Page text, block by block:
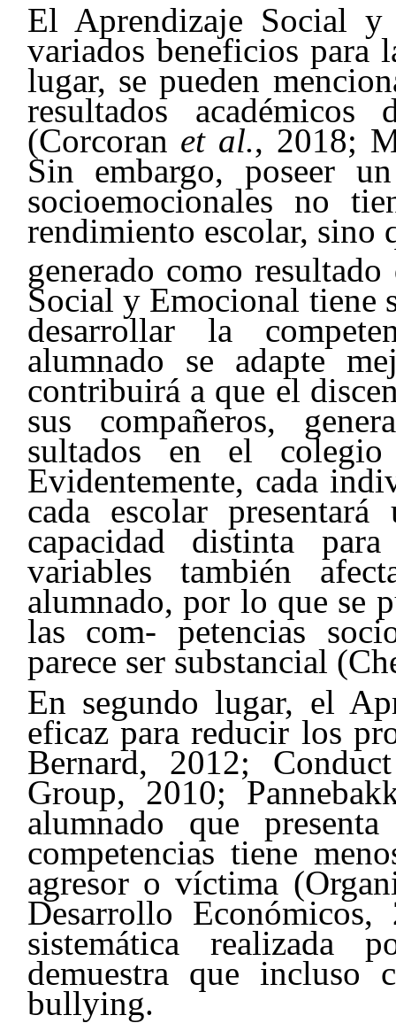
El Aprendizaje Social y
variados beneficios para
lugar, se pueden
resultados
(Corcoran et al., 2018;
Sin embargo, poseer
socioemocionales no
rendimiento escolar, sino
generado como
Social y Emocional tiene
desarrollar la
alumnado se adapte
contribuirá a que el
sus compañeros,
sultados en el
Evidentemente, cada
cada escolar
capacidad distinta
variables también
alumnado, por lo que se
las com- petencias
parece ser substancial
En segundo lugar, el
eficaz para reducir los
Bernard, 2012;
Group, 2010;
alumnado que
competencias tiene
agresor o víctima
Desarrollo
sistemática realizada
demuestra que incluso
bullying.